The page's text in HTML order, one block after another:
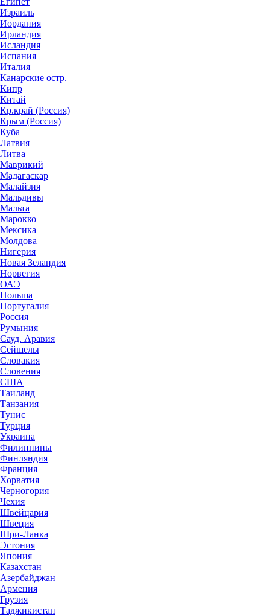
Израиль
Иордания
Ирландия
Исландия
Испания
Италия
Канарские остр.
Кипр
Китай
Кр.край (Россия)
Крым (Россия)
Куба
Латвия
Литва
Маврикий
Мадагаскар
Малайзия
Мальдивы
Мальта
Марокко
Мексика
Молдова
Нигерия
Новая Зеландия
Норвегия
ОАЭ
Польша
Португалия
Россия
Румыния
Сауд. Аравия
Сейшелы
Словакия
Словения
США
Таиланд
Танзания
Тунис
Турция
Украина
Филиппины
Финляндия
Франция
Хорватия
Черногория
Чехия
Швейцария
Швеция
Шри-Ланка
Эстония
Япония
Казахстан
Азербайджан
Армения
Грузия
Таджикистан